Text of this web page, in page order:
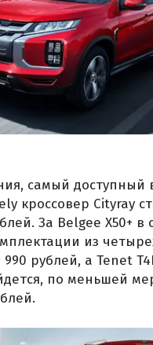
самый доступный
кроссовер Cityray
За Belgee X50+ в
из
990 рублей, а Tenet
по меньшей